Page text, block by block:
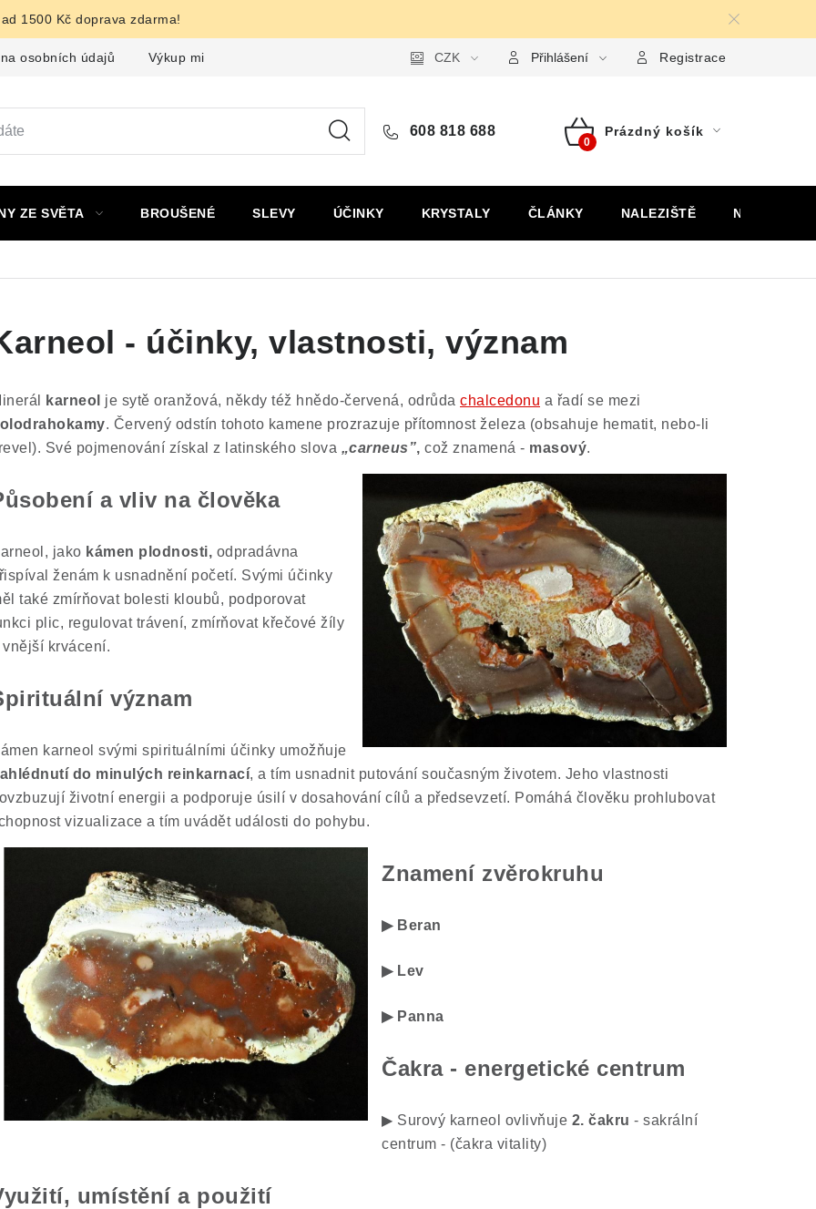
1500 Kč doprava zdarma!
osobních údajů Výkup minerálů a drahých kamenů Formulář pro uplatnění reklamace Formulář pro odstoupení
CZK Přihlášení Registrace
608 818 688
Nákupní
Prázdný košík
ZE SVĚTA BROUŠENÉ SLEVY ÚČINKY KRYSTALY ČLÁNKY NALEZIŠTĚ NÁŠ PŘÍBĚH
- účinky, vlastnosti, význam
karneol je sytě oranžová, někdy též hnědo-červená, odrůda chalcedonu a řadí se mezi
. Červený odstín tohoto kamene prozrazuje přítomnost železa (obsahuje hematit, nebo-li
Své pojmenování získal z latinského slova „carneus”, což znamená - masový.
a vliv na člověka
jako kámen plodnosti, odpradávna
ženám k usnadnění početí. Svými účinky
také zmírňovat bolesti kloubů, podporovat
plic, regulovat trávení, zmírňovat křečové žíly
vnější krvácení.
význam
karneol svými spirituálními účinky umožňuje
do minulých reinkarnací, a tím usnadnit putování současným životem. Jeho vlastnosti
životní energii a podporuje úsilí v dosahování cílů a předsevzetí. Pomáhá člověku prohlubovat
vizualizace a tím uvádět události do pohybu.
Znamení zvěrokruhu
▶ Beran
▶ Lev
▶ Panna
Čakra - energetické centrum
▶ Surový karneol ovlivňuje 2. čakru - sakrální
centrum - (čakra vitality)
umístění a použití